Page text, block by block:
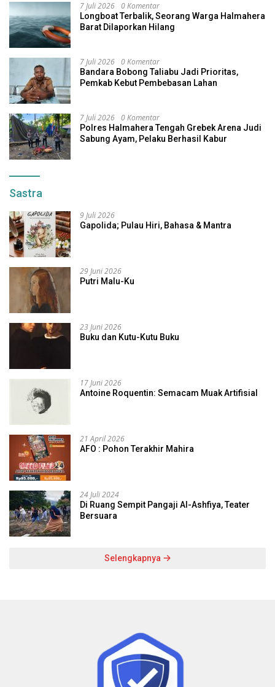
7 Juli 2026 0 Komentar
Longboat Terbalik, Seorang Warga Halmahera
Barat Dilaporkan Hilang
7 Juli 2026 0 Komentar
Bandara Bobong Taliabu Jadi Prioritas,
Pemkab Kebut Pembebasan Lahan
7 Juli 2026 0 Komentar
Polres Halmahera Tengah Grebek Arena Judi
Sabung Ayam, Pelaku Berhasil Kabur
Sastra
9 Juli 2026
Gapolida; Pulau Hiri, Bahasa & Mantra
29 Juni 2026
Putri Malu-Ku
23 Juni 2026
Buku dan Kutu-Kutu Buku
17 Juni 2026
Antoine Roquentin: Semacam Muak Artifisial
21 April 2026
AFO : Pohon Terakhir Mahira
24 Juli 2024
Di Ruang Sempit Pangaji Al-Ashfiya, Teater
Bersuara
Selengkapnya